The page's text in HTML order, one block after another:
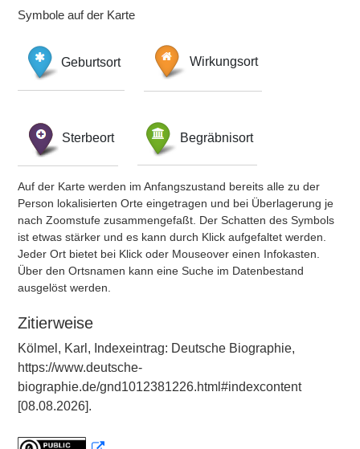
Symbole auf der Karte
Geburtsort Wirkungsort
Sterbeort Begräbnisort
Auf der Karte werden im Anfangszustand bereits alle zu der
Person lokalisierten Orte eingetragen und bei Überlagerung je
nach Zoomstufe zusammengefaßt. Der Schatten des Symbols
ist etwas stärker und es kann durch Klick aufgefaltet werden.
Jeder Ort bietet bei Klick oder Mouseover einen Infokasten.
Über den Ortsnamen kann eine Suche im Datenbestand
ausgelöst werden.
Zitierweise
Kölmel, Karl, Indexeintrag: Deutsche Biographie,
https://www.deutsche-
biographie.de/gnd1012381226.html#indexcontent
[08.08.2026].